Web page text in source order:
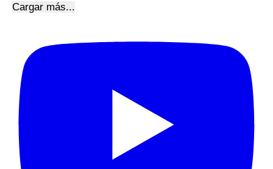
Cargar más...